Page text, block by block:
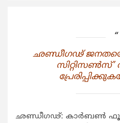
ഛണ്ഡീഗഢ് ജനതയെ
സിറ്റിസണ്‍സ്’
ഛണ്ഡീഗഢ്: കാര്‍ബണ്‍